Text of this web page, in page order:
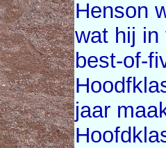
Henson
wat hij in
best-of-
jaar